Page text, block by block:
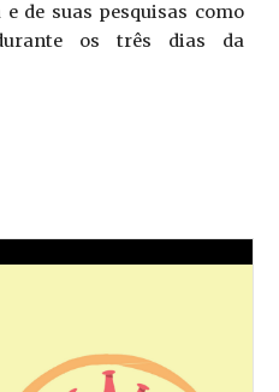
de suas pesquisas como
os três dias da